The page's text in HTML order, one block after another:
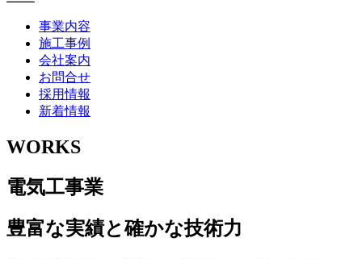
事業内容
施工事例
会社案内
お問合せ
採用情報
新着情報
WORKS
電気工事業
豊富な実績と確かな技術力